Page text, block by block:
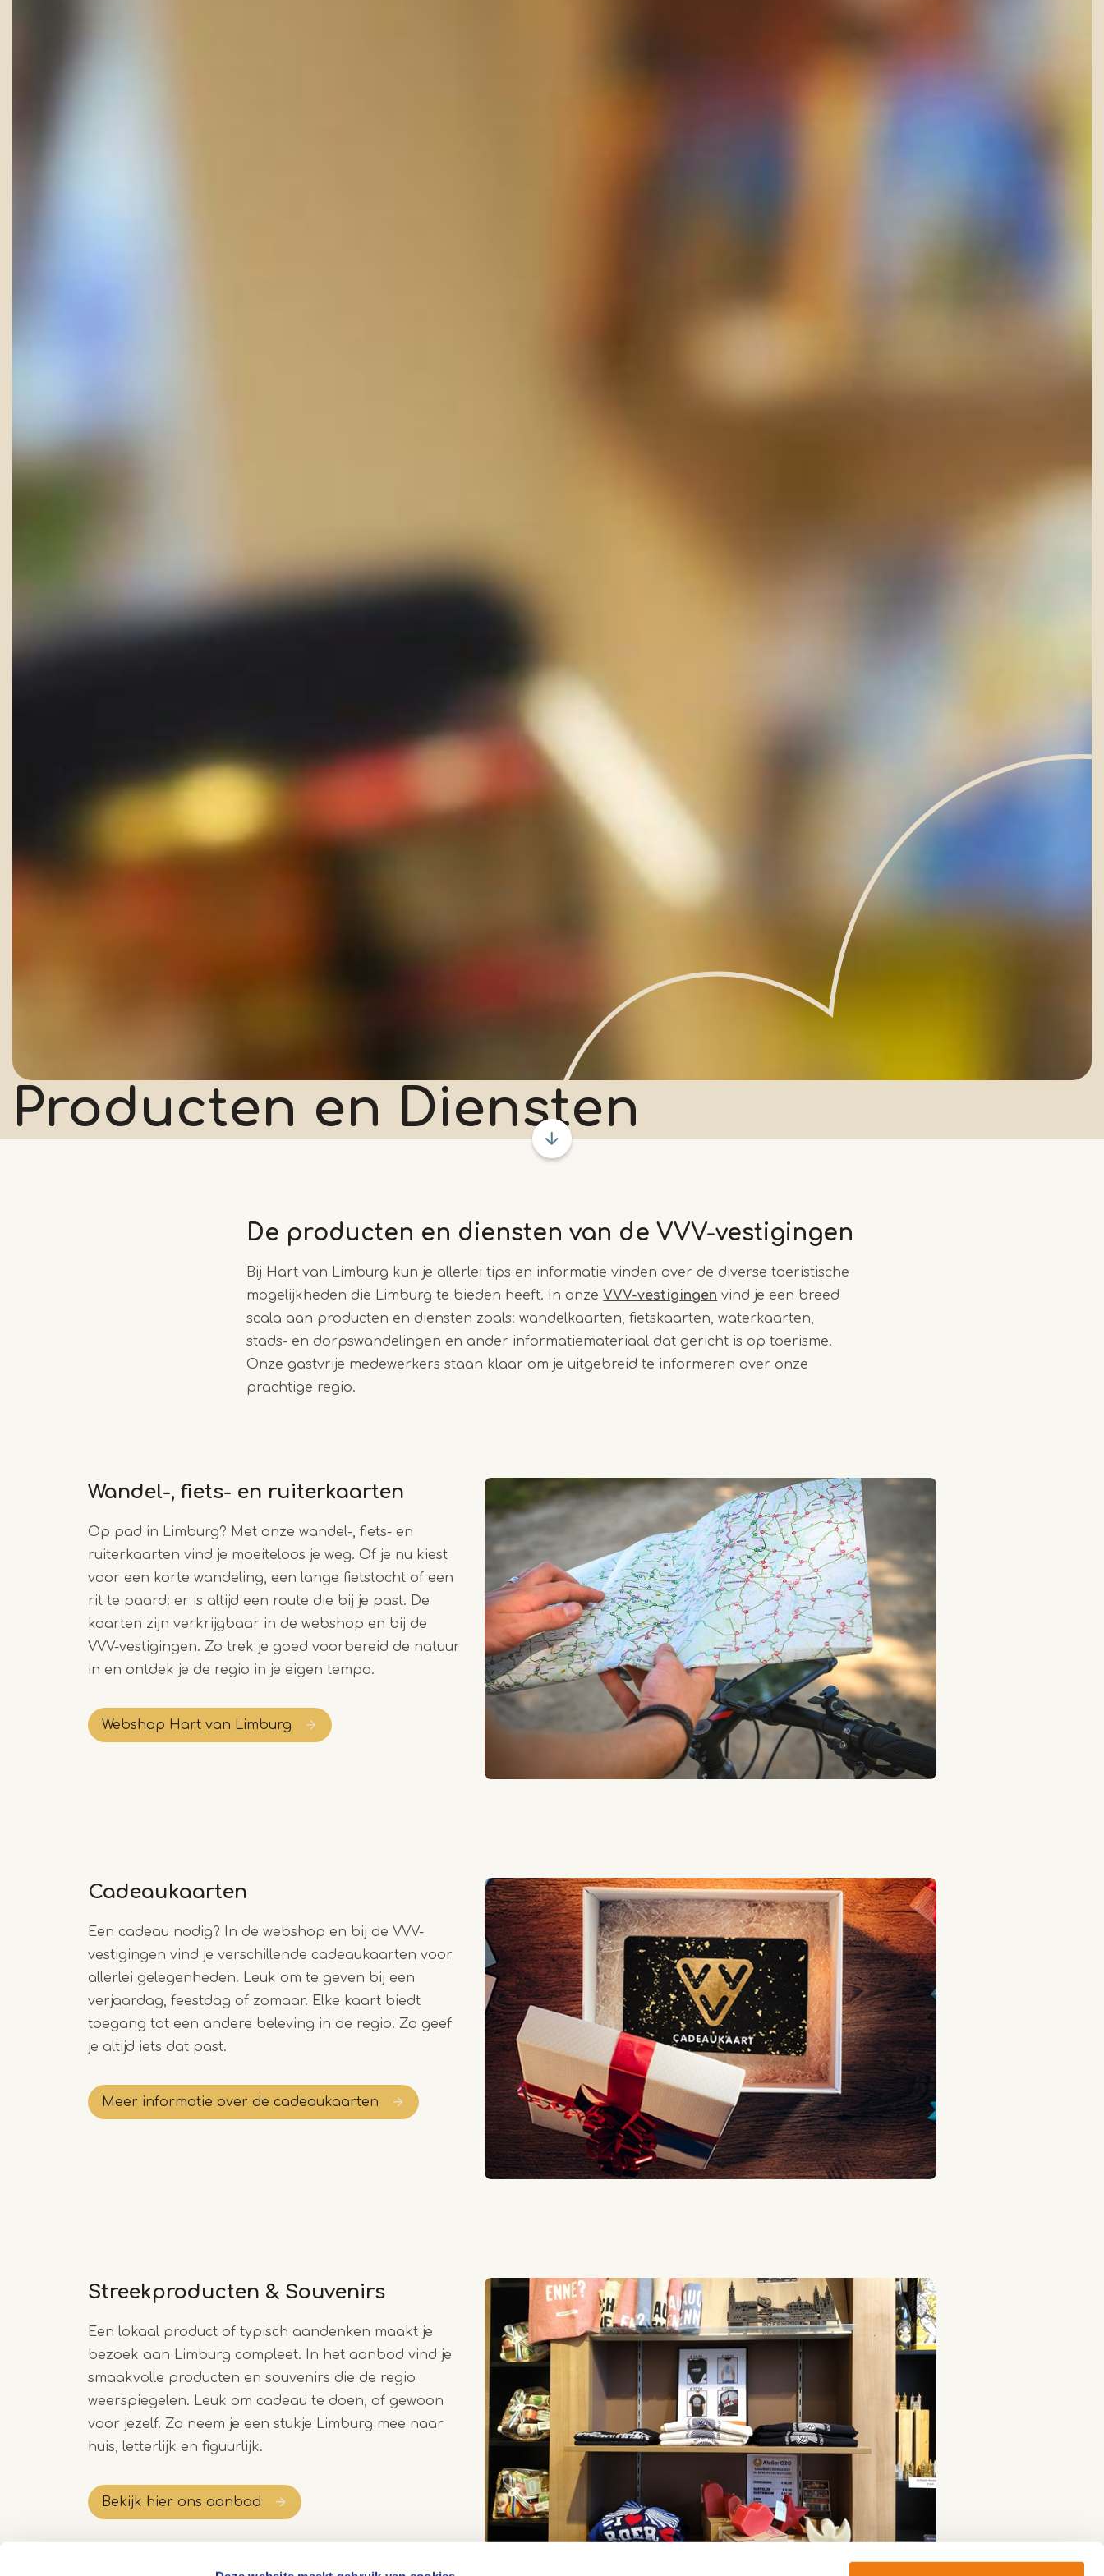
Producten en Diensten
De producten en diensten van de VVV-vestigingen
Bij Hart van Limburg kun je allerlei tips en informatie vinden over de diverse toeristische
mogelijkheden die Limburg te bieden heeft. In onzeVVV-vestigingen vind je een breed
scala aan producten en diensten zoals: wandelkaarten, fietskaarten, waterkaarten,
stads- en dorpswandelingen en ander informatiemateriaal dat gericht is op toerisme.
Onze gastvrije medewerkers staan klaar om je uitgebreid te informeren over onze
prachtige regio.
Wandel-, fiets- en ruiterkaarten
Op pad in Limburg? Met onze wandel-, fiets- en
ruiterkaarten vind je moeiteloos je weg. Of je nu kiest
voor een korte wandeling, een lange fietstocht of een
rit te paard: er is altijd een route die bij je past. De
kaarten zijn verkrijgbaar in de webshop en bij de
VVV-vestigingen. Zo trek je goed voorbereid de natuur
in en ontdek je de regio in je eigen tempo.
Webshop Hart van Limburg
Cadeaukaarten
Een cadeau nodig? In de webshop en bij de VVV-
vestigingen vind je verschillende cadeaukaarten voor
allerlei gelegenheden. Leuk om te geven bij een
verjaardag, feestdag of zomaar. Elke kaart biedt
toegang tot een andere beleving in de regio. Zo geef
je altijd iets dat past.
Meer informatie over de cadeaukaarten
Streekproducten & Souvenirs
Een lokaal product of typisch aandenken maakt je
bezoek aan Limburg compleet. In het aanbod vind je
smaakvolle producten en souvenirs die de regio
weerspiegelen. Leuk om cadeau te doen, of gewoon
voor jezelf. Zo neem je een stukje Limburg mee naar
huis, letterlijk en figuurlijk.
Bekijk hier ons aanbod